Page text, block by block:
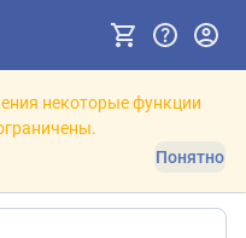
некоторые функции
Понятно